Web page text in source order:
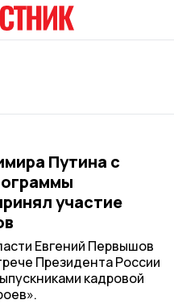
Путина с
участие
Евгений Первышов
Президента России
кадровой